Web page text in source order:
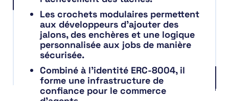
Les crochets modulaires permettent
aux développeurs d’ajouter des
jalons, des enchères et une logique
personnalisée aux jobs de manière
sécurisée.
Combiné à l’identité ERC-8004, il
forme une infrastructure de
confiance pour le commerce